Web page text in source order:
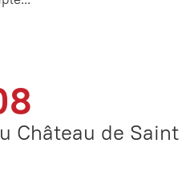
Château de Saint